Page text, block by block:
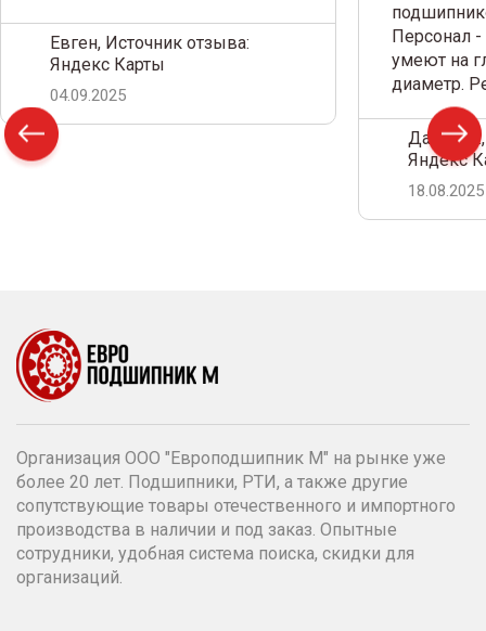
Евген, Источник отзыва:
Яндекс Карты
04.09.2025
Персонал
умеют на
диаметр.
Дамир
Яндекс
18.08.2025
Организация ООО "Европодшипник М" на рынке уже
более 20 лет. Подшипники, РТИ, а также другие
сопутствующие товары отечественного и импортного
производства в наличии и под заказ. Опытные
сотрудники, удобная система поиска, скидки для
организаций.